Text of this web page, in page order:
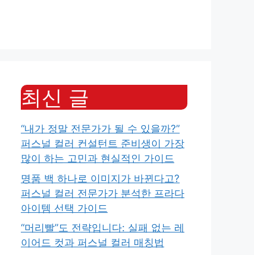
최신 글
“내가 정말 전문가가 될 수 있을까?”
퍼스널 컬러 컨설턴트 준비생이 가장
많이 하는 고민과 현실적인 가이드
명품 백 하나로 이미지가 바뀐다고?
퍼스널 컬러 전문가가 분석한 프라다
아이템 선택 가이드
“머리빨”도 전략입니다: 실패 없는 레
이어드 컷과 퍼스널 컬러 매칭법